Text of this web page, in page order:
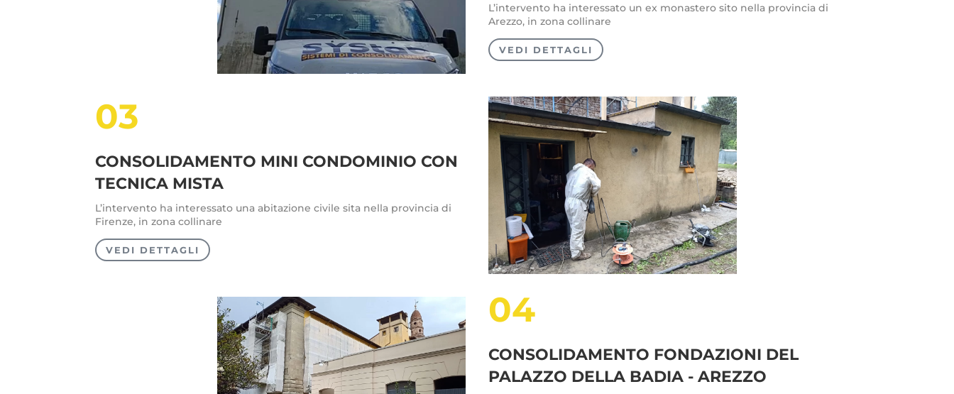
L’intervento ha interessato un ex monastero sito nella provincia di
Arezzo, in zona collinare
VEDI DETTAGLI
03
CONSOLIDAMENTO MINI CONDOMINIO CON
TECNICA MISTA
L’intervento ha interessato una abitazione civile sita nella provincia di
Firenze, in zona collinare
VEDI DETTAGLI
04
CONSOLIDAMENTO FONDAZIONI DEL
PALAZZO DELLA BADIA - AREZZO